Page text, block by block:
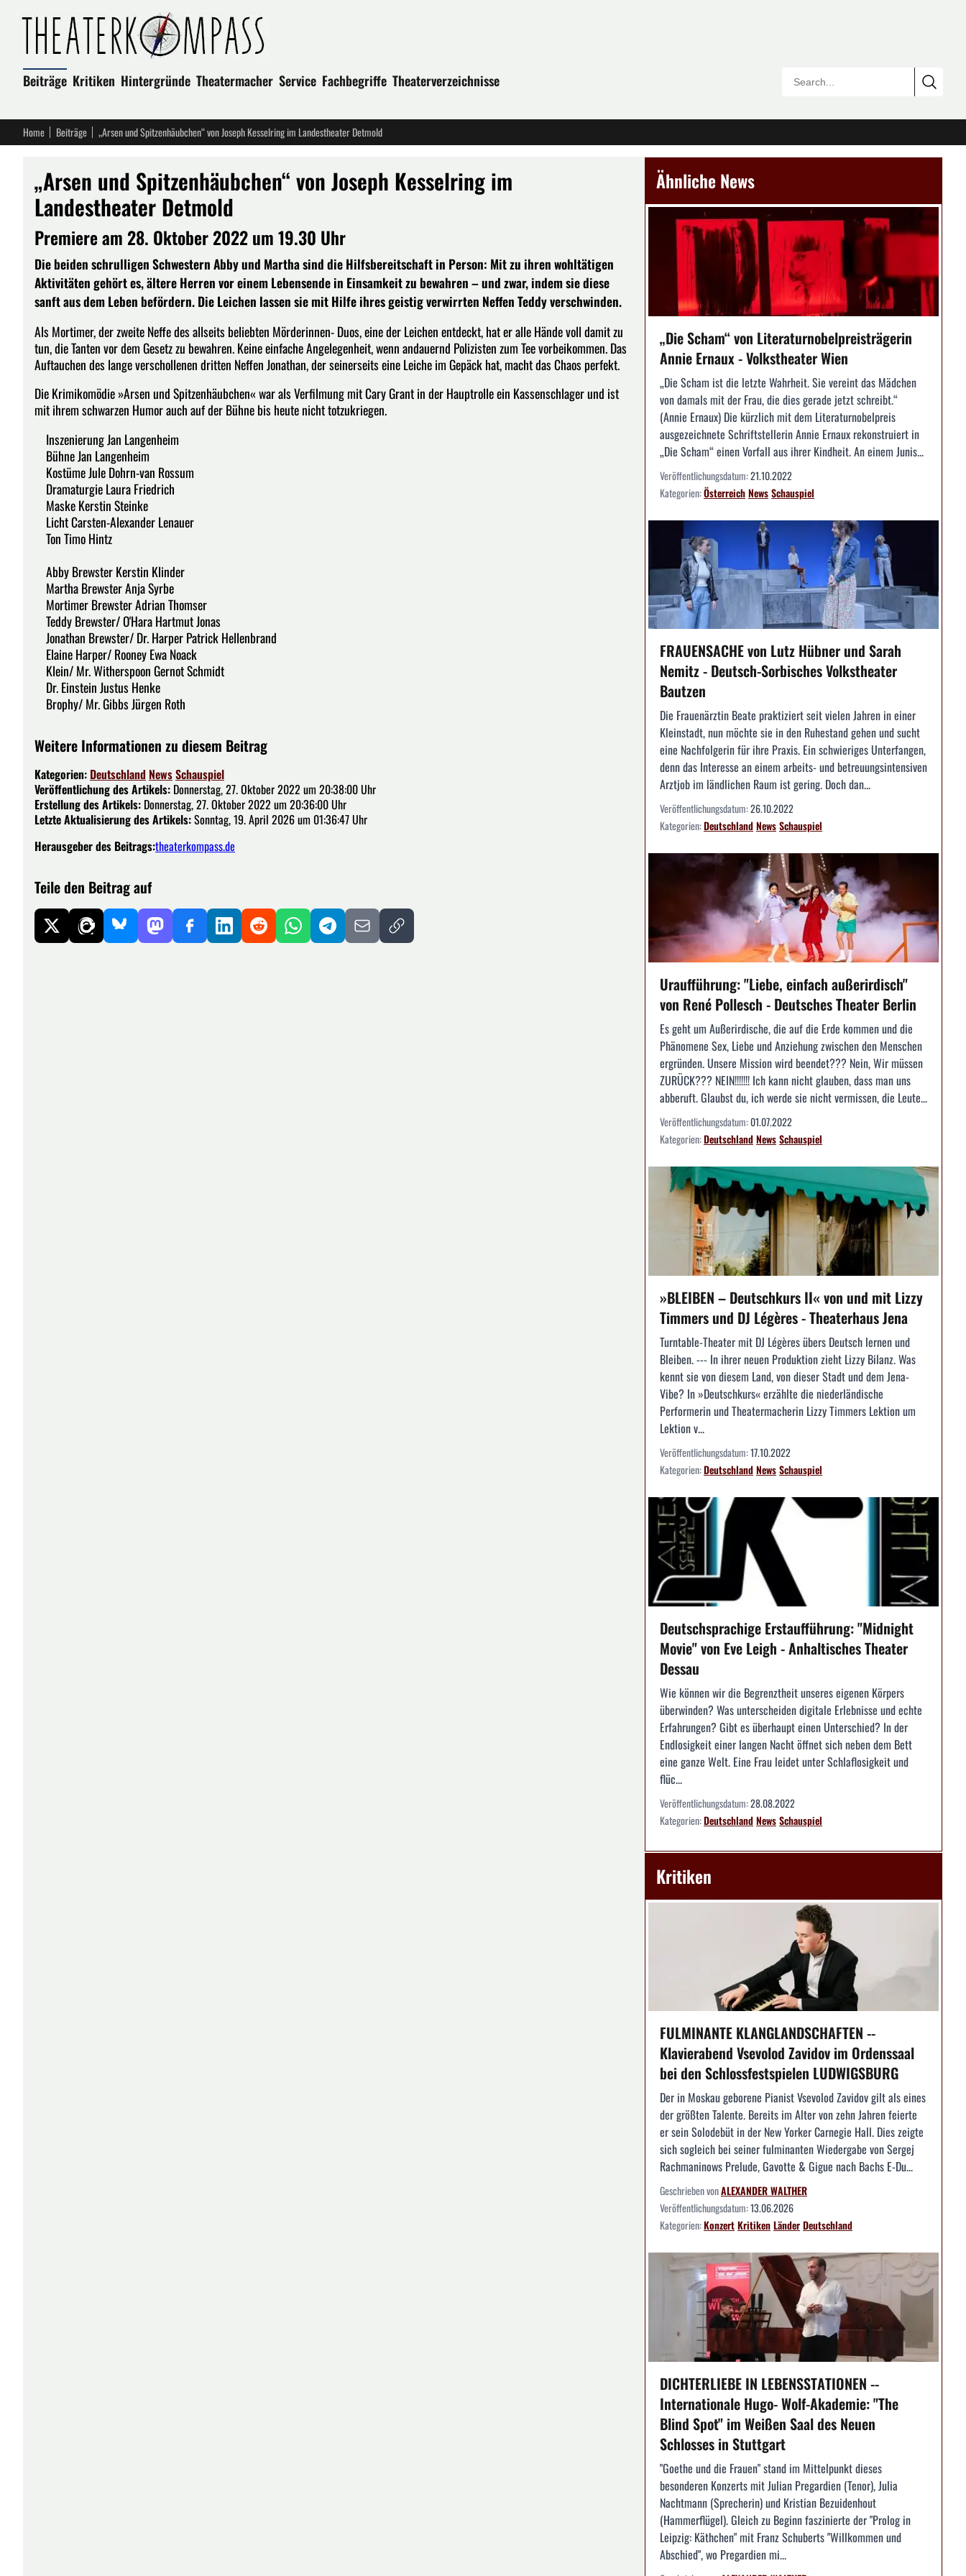
Beiträge Kritiken Hintergründe Theatermacher Service Fachbegriffe Theaterverzeichnisse
Home Beiträge „Arsen und Spitzenhäubchen“ von Joseph Kesselring im Landestheater Detmold
„Arsen und Spitzenhäubchen“ von Joseph Kesselring im
Landestheater Detmold
Premiere am 28. Oktober 2022 um 19.30 Uhr
Die beiden schrulligen Schwestern Abby und Martha sind die Hilfsbereitschaft in Person: Mit zu ihren wohltätigen
Aktivitäten gehört es, ältere Herren vor einem Lebensende in Einsamkeit zu bewahren – und zwar, indem sie diese
sanft aus dem Leben befördern. Die Leichen lassen sie mit Hilfe ihres geistig verwirrten Neffen Teddy verschwinden.
Als Mortimer, der zweite Neffe des allseits beliebten Mörderinnen- Duos, eine der Leichen entdeckt, hat er alle Hände voll damit zu
tun, die Tanten vor dem Gesetz zu bewahren. Keine einfache Angelegenheit, wenn andauernd Polizisten zum Tee vorbeikommen. Das
Auftauchen des lange verschollenen dritten Neffen Jonathan, der seinerseits eine Leiche im Gepäck hat, macht das Chaos perfekt.
Die Krimikomödie »Arsen und Spitzenhäubchen« war als Verfilmung mit Cary Grant in der Hauptrolle ein Kassenschlager und ist
mit ihrem schwarzen Humor auch auf der Bühne bis heute nicht totzukriegen.
Inszenierung Jan Langenheim
Bühne Jan Langenheim
Kostüme Jule Dohrn-van Rossum
Dramaturgie Laura Friedrich
Maske Kerstin Steinke
Licht Carsten-Alexander Lenauer
Ton Timo Hintz
Abby Brewster Kerstin Klinder
Martha Brewster Anja Syrbe
Mortimer Brewster Adrian Thomser
Teddy Brewster/ O'Hara Hartmut Jonas
Jonathan Brewster/ Dr. Harper Patrick Hellenbrand
Elaine Harper/ Rooney Ewa Noack
Klein/ Mr. Witherspoon Gernot Schmidt
Dr. Einstein Justus Henke
Brophy/ Mr. Gibbs Jürgen Roth
Weitere Informationen zu diesem Beitrag
Kategorien: Deutschland NewsSchauspiel
Veröffentlichung des Artikels: Donnerstag, 27. Oktober 2022 um 20:38:00 Uhr
Erstellung des Artikels: Donnerstag, 27. Oktober 2022 um 20:36:00 Uhr
Letzte Aktualisierung des Artikels:Sonntag, 19. April 2026 um 01:36:47 Uhr
Herausgeber des Beitrags:theaterkompass.de
Teile den Beitrag auf
Ähnliche News
„Die Scham“ von Literaturnobelpreisträgerin
Annie Ernaux - Volkstheater Wien
„Die Scham ist die letzte Wahrheit. Sie vereint das Mädchen
von damals mit der Frau, die dies gerade jetzt schreibt.“
(Annie Ernaux) Die kürzlich mit dem Literaturnobelpreis
ausgezeichnete Schriftstellerin Annie Ernaux rekonstruiert in
„Die Scham“ einen Vorfall aus ihrer Kindheit. An einem Junis...
Veröffentlichungsdatum:21.10.2022
Kategorien:ÖsterreichNewsSchauspiel
FRAUENSACHE von Lutz Hübner und Sarah
Nemitz - Deutsch-Sorbisches Volkstheater
Bautzen
Die Frauenärztin Beate praktiziert seit vielen Jahren in einer
Kleinstadt, nun möchte sie in den Ruhestand gehen und sucht
eine Nachfolgerin für ihre Praxis. Ein schwieriges Unterfangen,
denn das Interesse an einem arbeits- und betreuungsintensiven
Arztjob im ländlichen Raum ist gering. Doch dan...
Veröffentlichungsdatum:26.10.2022
Kategorien:DeutschlandNewsSchauspiel
Uraufführung: "Liebe, einfach außerirdisch"
von René Pollesch - Deutsches Theater Berlin
Es geht um Außerirdische, die auf die Erde kommen und die
Phänomene Sex, Liebe und Anziehung zwischen den Menschen
ergründen. Unsere Mission wird beendet??? Nein, Wir müssen
ZURÜCK??? NEIN!!!!!!! Ich kann nicht glauben, dass man uns
abberuft. Glaubst du, ich werde sie nicht vermissen, die Leute...
Veröffentlichungsdatum:01.07.2022
Kategorien:DeutschlandNewsSchauspiel
»BLEIBEN – Deutschkurs II« von und mit Lizzy
Timmers und DJ Légères - Theaterhaus Jena
Turntable-Theater mit DJ Légères übers Deutsch lernen und
Bleiben. --- In ihrer neuen Produktion zieht Lizzy Bilanz. Was
kennt sie von diesem Land, von dieser Stadt und dem Jena-
Vibe? In »Deutschkurs« erzählte die niederländische
Performerin und Theatermacherin Lizzy Timmers Lektion um
Lektion v...
Veröffentlichungsdatum:17.10.2022
Kategorien:DeutschlandNewsSchauspiel
Deutschsprachige Erstaufführung: "Midnight
Movie" von Eve Leigh - Anhaltisches Theater
Dessau
Wie können wir die Begrenztheit unseres eigenen Körpers
überwinden? Was unterscheiden digitale Erlebnisse und echte
Erfahrungen? Gibt es überhaupt einen Unterschied? In der
Endlosigkeit einer langen Nacht öffnet sich neben dem Bett
eine ganze Welt. Eine Frau leidet unter Schlaflosigkeit und
flüc...
Veröffentlichungsdatum:28.08.2022
Kategorien:DeutschlandNewsSchauspiel
Kritiken
FULMINANTE KLANGLANDSCHAFTEN --
Klavierabend Vsevolod Zavidov im Ordenssaal
bei den Schlossfestspielen LUDWIGSBURG
Der in Moskau geborene Pianist Vsevolod Zavidov gilt als eines
der größten Talente. Bereits im Alter von zehn Jahren feierte
er sein Solodebüt in der New Yorker Carnegie Hall. Dies zeigte
sich sogleich bei seiner fulminanten Wiedergabe von Sergej
Rachmaninows Prelude, Gavotte & Gigue nach Bachs E-Du...
Geschrieben vonALEXANDER WALTHER
Veröffentlichungsdatum:13.06.2026
Kategorien:KonzertKritikenLänderDeutschland
DICHTERLIEBE IN LEBENSSTATIONEN --
Internationale Hugo- Wolf-Akademie: "The
Blind Spot" im Weißen Saal des Neuen
Schlosses in Stuttgart
"Goethe und die Frauen" stand im Mittelpunkt dieses
besonderen Konzerts mit Julian Pregardien (Tenor), Julia
Nachtmann (Sprecherin) und Kristian Bezuidenhout
(Hammerflügel). Gleich zu Beginn faszinierte der "Prolog in
Leipzig: Käthchen" mit Franz Schuberts "Willkommen und
Abschied", wo Pregardien mi...